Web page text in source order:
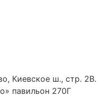
Киевское ш., стр. 2В.
павильон 270Г